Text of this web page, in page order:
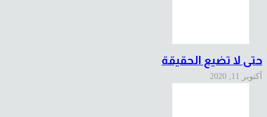
حتى لا تضيع الحقيقة
أكتوبر 11, 2020